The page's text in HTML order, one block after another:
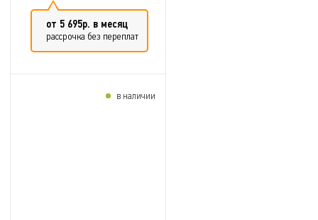
от 5 695р. в месяц
рассрочка без переплат
в наличии